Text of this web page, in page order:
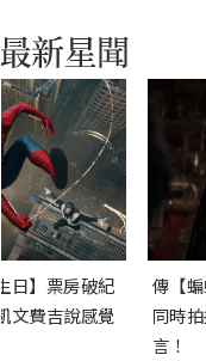
日】票房破紀
文費吉說感覺
傳【
同時
言！